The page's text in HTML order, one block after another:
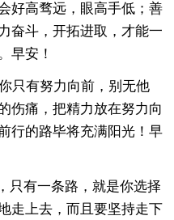
好高骛远，眼高手低；善
奋斗，开拓进取，才能一
早安！
只有努力向前，别无他
伤痛，把精力放在努力向
行的路毕将充满阳光！早
只有一条路，就是你选择
走上去，而且要坚持走下